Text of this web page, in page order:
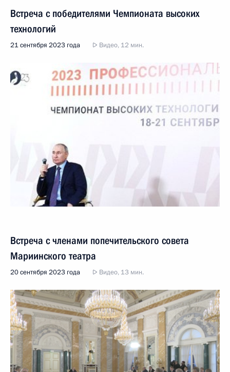
Встреча с победителями Чемпионата высоких
технологий
21 сентября 2023 года Видео, 12 мин.
Встреча с членами попечительского совета
Мариинского театра
20 сентября 2023 года Видео, 13 мин.